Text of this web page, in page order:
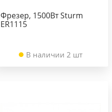
Фрезер, 1500Вт Sturm
ER1115
В наличии 2 шт